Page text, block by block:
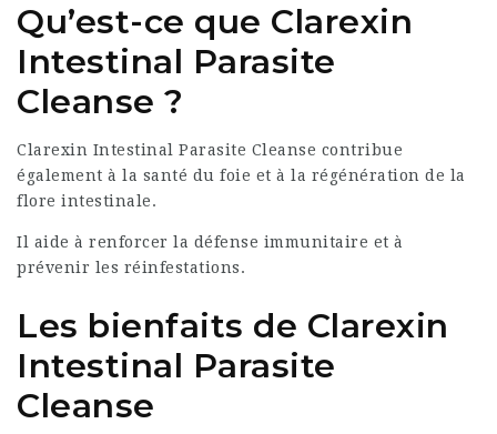
Qu’est-ce que Clarexin
Intestinal Parasite
Cleanse ?
Clarexin Intestinal Parasite Cleanse contribue
également à la santé du foie et à la régénération de la
flore intestinale.
Il aide à renforcer la défense immunitaire et à
prévenir les réinfestations.
Les bienfaits de Clarexin
Intestinal Parasite
Cleanse